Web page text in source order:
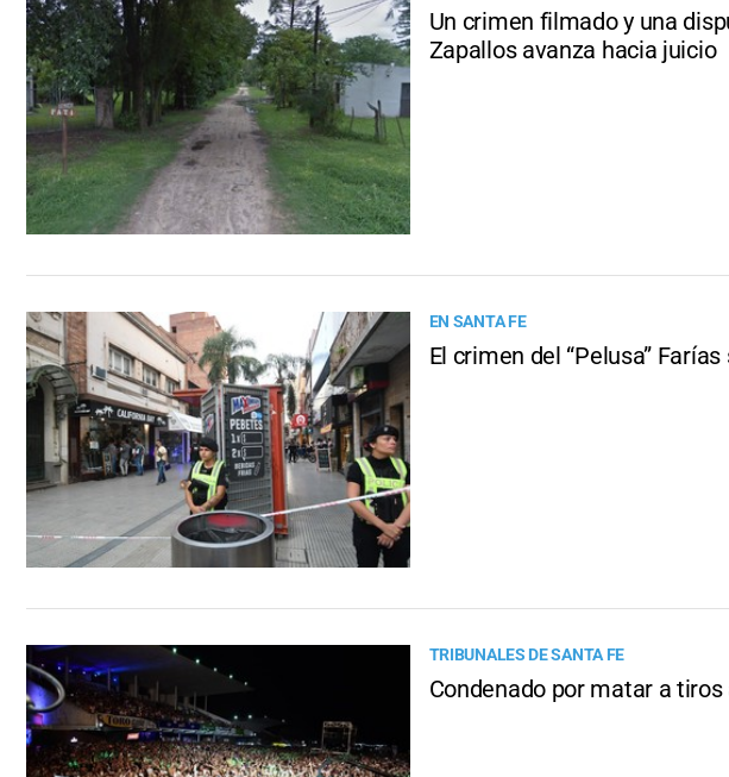
Un crimen filmado y una
Zapallos avanza hacia juicio
EN SANTA FE
El crimen del “Pelusa”
TRIBUNALES DE SANTA FE
Condenado por matar a